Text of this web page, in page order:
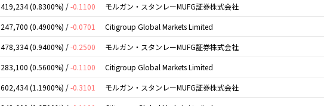
419,234 (0.8300%) /-0.1100 モルガン・スタンレーMUFG証券株式会社
247,700 (0.4900%) /-0.0701 Citigroup Global Markets Limited
478,334 (0.9400%) /-0.2500 モルガン・スタンレーMUFG証券株式会社
283,100 (0.5600%) /-0.1100 Citigroup Global Markets Limited
602,434 (1.1900%) /-0.3101 モルガン・スタンレーMUFG証券株式会社